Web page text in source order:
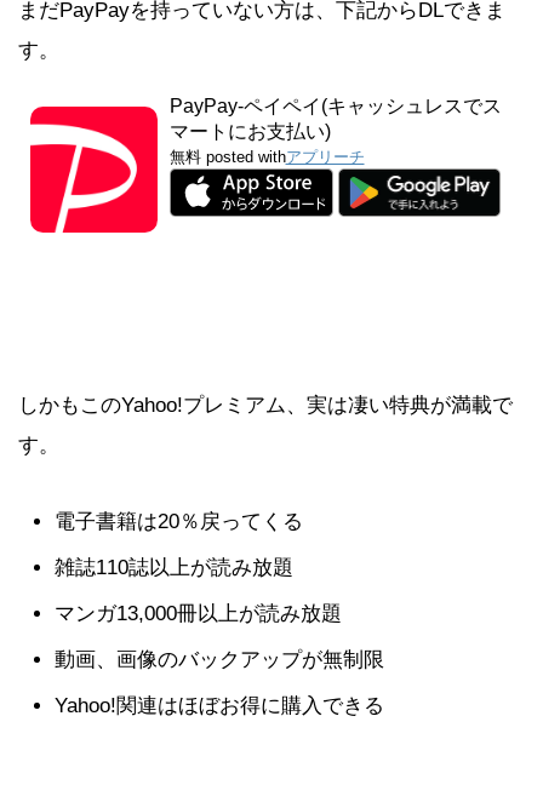
まだPayPayを持っていない方は、下記からDLできま
す。
PayPay-ペイペイ(キャッシュレスでス
マートにお支払い)
無料 posted withアプリーチ
しかもこのYahoo!プレミアム、実は凄い特典が満載で
す。
電子書籍は20％戻ってくる
雑誌110誌以上が読み放題
マンガ13,000冊以上が読み放題
動画、画像のバックアップが無制限
Yahoo!関連はほぼお得に購入できる